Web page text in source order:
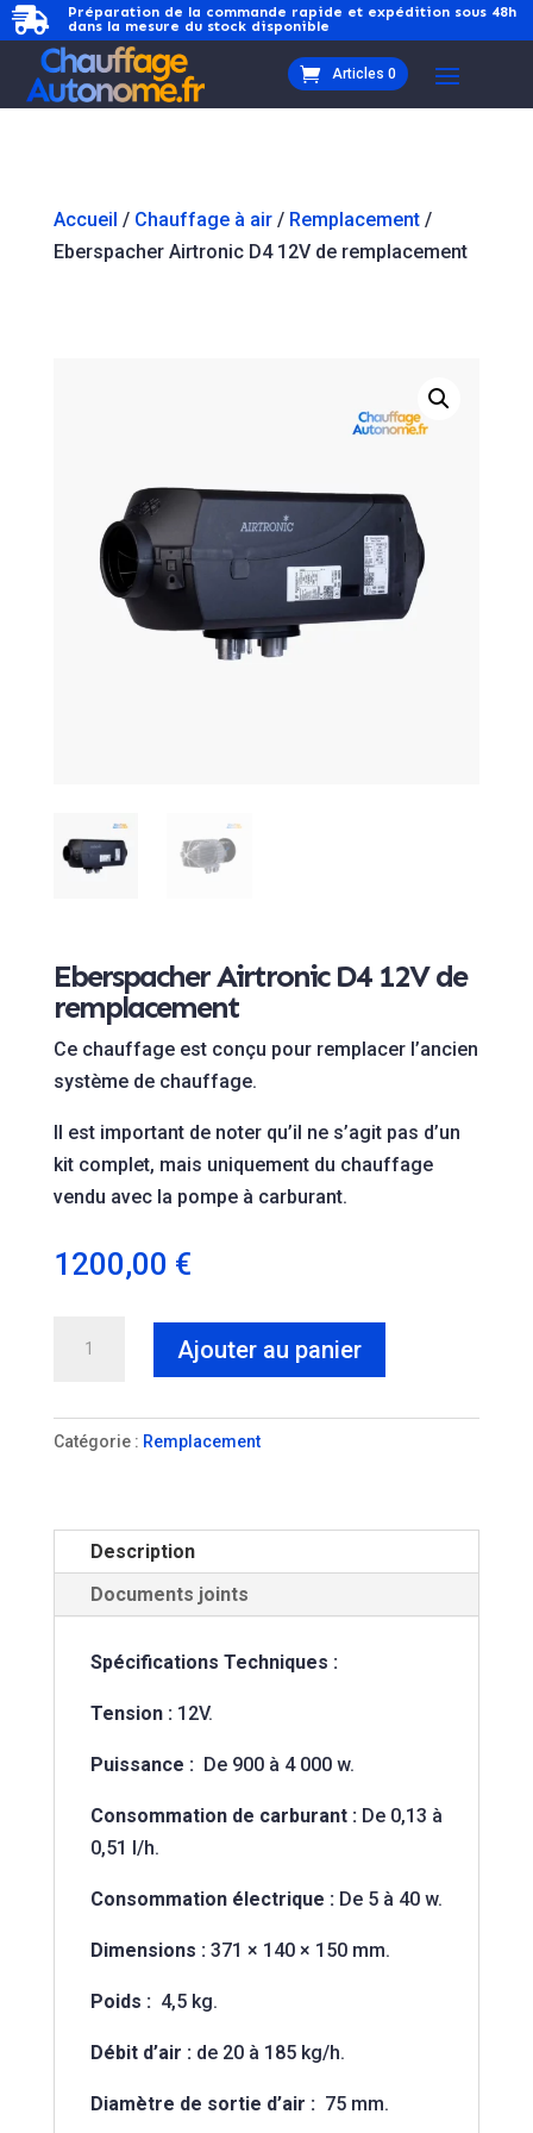

Préparation de la commande rapide et expédition sous 48h
dans la mesure du stock disponible
Articles 0
Accueil / Chauffage à air/ Remplacement/
Eberspacher Airtronic D4 12V de remplacement
Eberspacher Airtronic D4 12V de
remplacement
Ce chauffage est conçu pour remplacer l’ancien
système de chauffage.
Il est important de noter qu’il ne s’agit pas d’un
kit complet, mais uniquement du chauffage
vendu avec la pompe à carburant.
1200,00 €
de
remplacement
Ajouter au panier
Catégorie : Remplacement
Description
Documents joints
Spécifications Techniques :
Tension :12V.
Puissance : De 900 à 4 000 w.
Consommation de carburant :De 0,13 à
0,51 l/h.
Consommation électrique :De 5 à 40 w.
Dimensions : 371 × 140 × 150 mm.
Poids :4,5 kg.
Débit d’air :de 20 à 185 kg/h.
Diamètre de sortie d’air :75 mm.